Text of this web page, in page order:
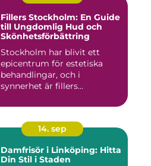
Fillers Stockholm: En Guide
till Ungdomlig Hud och
Skönhetsförbättring
Stockholm har blivit ett
epicentrum för estetiska
behandlingar, och i
synnerhet är fillers...
14. sep
Damfrisör i Linköping: Hitta
Din Stil i Staden